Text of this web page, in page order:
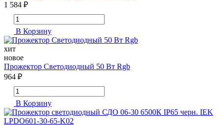
1 584 ₽
В Корзину
хит
новое
Прожектор Светодиодный 50 Вт Rgb
964 ₽
В Корзину